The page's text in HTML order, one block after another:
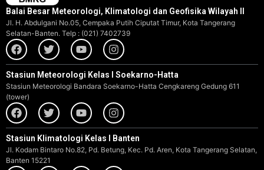
Balai Besar Meteorologi, Klimatologi dan Geofisika Wilayah II
Jl. H. Abdulgani No.05, Cempaka Putih Ciputat Timur, Kota Tangerang
Selatan-Banten. Telp : (021) 7402739
Stasiun Meteorologi Kelas I Soekarno-Hatta
Stasiun Meteorologi Bandara Soekarno-Hatta Cengkareng Gedung 611
(tower)
Stasiun Klimatologi Kelas I Banten
Jl. Kodam Bintaro No.82, Pd. Betung, Kec. Pd. Aren, Kota Tangerang Selatan,
Banten 15221